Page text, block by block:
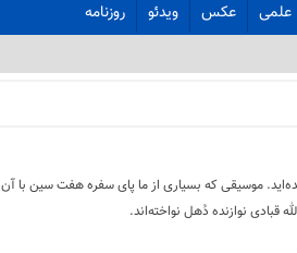
علمی عکس ویدئو روزنامه
موسیقی که بسیاری از ما پای سفره هفت سین با آن
قبادی نوازنده دُهل نواخته‌اند.